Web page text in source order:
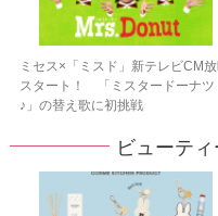
ミセス×「ミスド」新テレビCM
スタート！ 「ミスタードーナツ
♪」の替え歌に初挑戦
ビューテ